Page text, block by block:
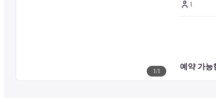
1/1
1
예약 가능